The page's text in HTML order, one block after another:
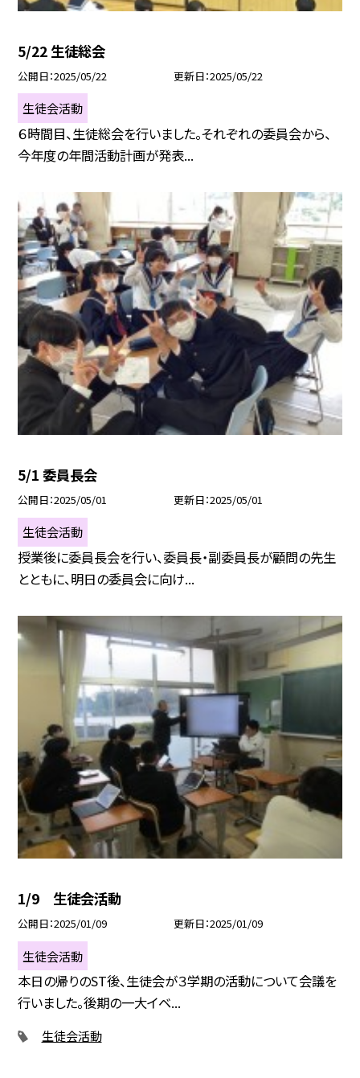
5/22 生徒総会
公開日 2025/05/22 更新日 2025/05/22
生徒会活動
６時間目、生徒総会を行いました。それぞれの委員会から、
今年度の年間活動計画が発表...
5/1 委員長会
公開日 2025/05/01 更新日 2025/05/01
生徒会活動
授業後に委員長会を行い、委員長・副委員長が顧問の先生
とともに、明日の委員会に向け...
1/9 生徒会活動
公開日 2025/01/09 更新日 2025/01/09
生徒会活動
本日の帰りのST後、生徒会が３学期の活動について会議を
行いました。後期の一大イベ...
生徒会活動